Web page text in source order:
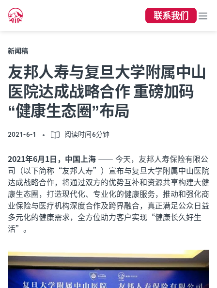
联系我们
新闻稿
友邦人寿与复旦大学附属中山
医院达成战略合作 重磅加码
“健康生态圈”布局
2021-6-1 阅读时间6分钟
2021年6月1日，中国上海 —— 今天，友邦人寿保险有限公
司（以下简称“友邦人寿”）宣布与复旦大学附属中山医院
达成战略合作，将通过双方的优势互补和资源共享构建大健
康生态圈，打造现代化、专业化的健康服务，推动和强化商
业保险与医疗机构深度合作及跨界融合，真正满足公众日益
多元化的健康需求，全方位助力客户实现“健康长久好生
活”。